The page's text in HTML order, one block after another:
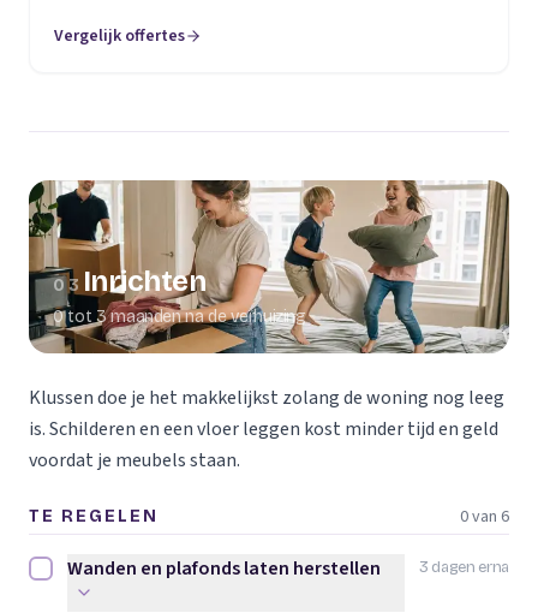
Vergelijk offertes
(opent in een nieuw tabblad)
03 Inrichten
0 tot 3 maanden na de verhuizing
Klussen doe je het makkelijkst zolang de woning nog leeg
is. Schilderen en een vloer leggen kost minder tijd en geld
voordat je meubels staan.
TE REGELEN 0 van 6
3 dagen erna
Wanden en plafonds laten herstellen afvinken
Wanden en plafonds laten herstellen